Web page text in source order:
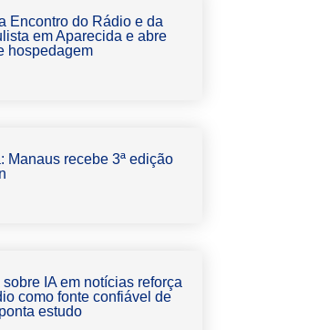
Encontro do Rádio e da
em Aparecida e abre
hospedagem
Manaus recebe 3ª edição
IA em notícias reforça
como fonte confiável de
estudo